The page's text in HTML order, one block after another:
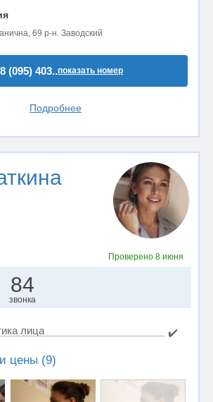
69 р-н. Заводский
(095) 403..показать номер
Подробнее
Проверено8 июня
84
звонка
лица ✔️
цены (9)